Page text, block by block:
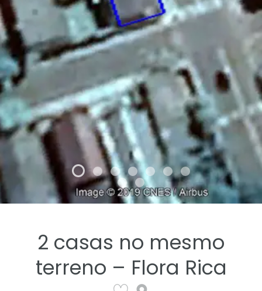
2 casas no mesmo
terreno – Flora Rica